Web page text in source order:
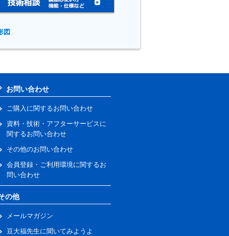
図
お問い合わせ
ご購入に関するお問い合わせ
資料・技術・アフターサービスに
関するお問い合わせ
その他のお問い合わせ
会員登録・ご利用環境に関するお
問い合わせ
の他
メールマガジン
豆大福先生に聞いてみようよ